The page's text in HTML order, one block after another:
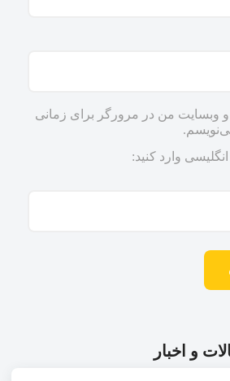
و وبسایت من در مرورگر برای زمانی
وارد کنید:
و اخبار